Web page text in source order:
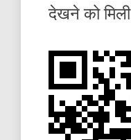
देखने को